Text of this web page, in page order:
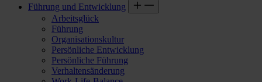
Führung und Entwicklung
Arbeitsglück
Führung
Organisationskultur
Persönliche Entwicklung
Persönliche Führung
Verhaltensänderung